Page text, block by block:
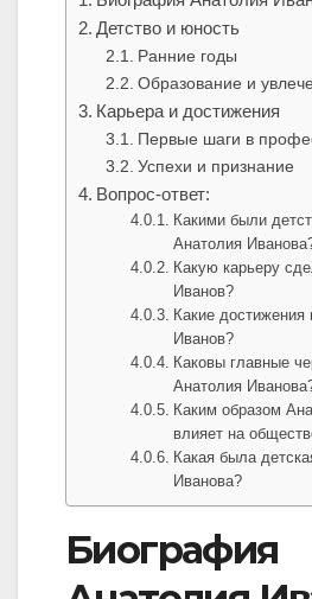
Детство и юность
Ранние годы
Образование и
Карьера и достижения
Первые шаги в
Успехи и признание
Вопрос-ответ:
Какими были
Анатолия
Какую карьеру
Иванов?
Какие
Иванов?
Каковы главные
Анатолия
Каким образом
влияет на
Какая была
Иванова?
Биография